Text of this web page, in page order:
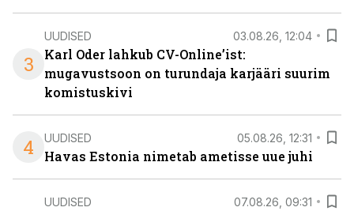
3
UUDISED 03.08.26, 12:04
Karl Oder lahkub CV-Online’ist:
mugavustsoon on turundaja karjääri suurim
komistuskivi
4 UUDISED 05.08.26, 12:31
Havas Estonia nimetab ametisse uue juhi
UUDISED 07.08.26, 09:31